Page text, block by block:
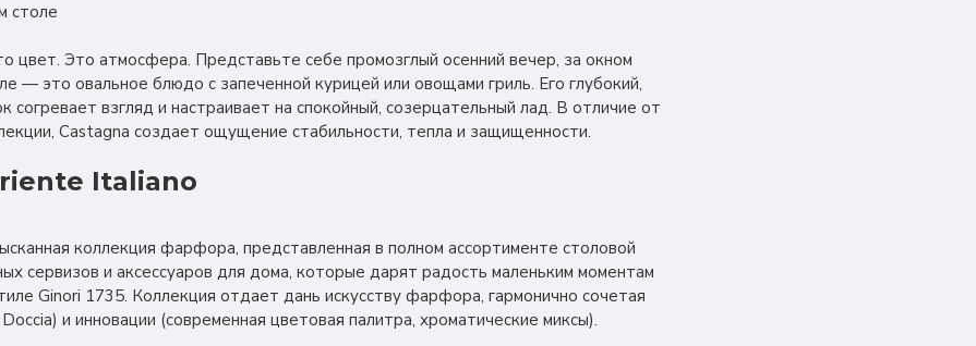
столе
цвет. Это атмосфера. Представьте себе промозглый осенний вечер, за окном
— это овальное блюдо с запеченной курицей или овощами гриль. Его глубокий,
согревает взгляд и настраивает на спокойный, созерцательный лад. В отличие от
Castagna создает ощущение стабильности, тепла и защищенности.
Italiano
коллекция фарфора, представленная в полном ассортименте столовой
сервизов и аксессуаров для дома, которые дарят радость маленьким моментам
Ginori 1735. Коллекция отдает дань искусству фарфора, гармонично сочетая
и инновации (современная цветовая палитра, хроматические миксы).